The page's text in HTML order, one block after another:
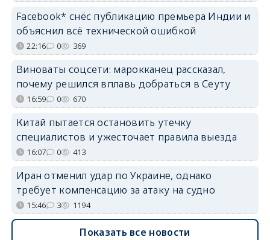
Facebook* снёс публикацию премьера Индии и
объяснил всё технической ошибкой
22:16 0 369
Виноваты соцсети: марокканец рассказал,
почему решился вплавь добраться в Сеуту
16:59 0 670
Китай пытается остановить утечку
специалистов и ужесточает правила выезда
16:07 0 413
Иран отменил удар по Украине, однако
требует компенсацию за атаку на судно
15:46 3 1194
Показать все новости